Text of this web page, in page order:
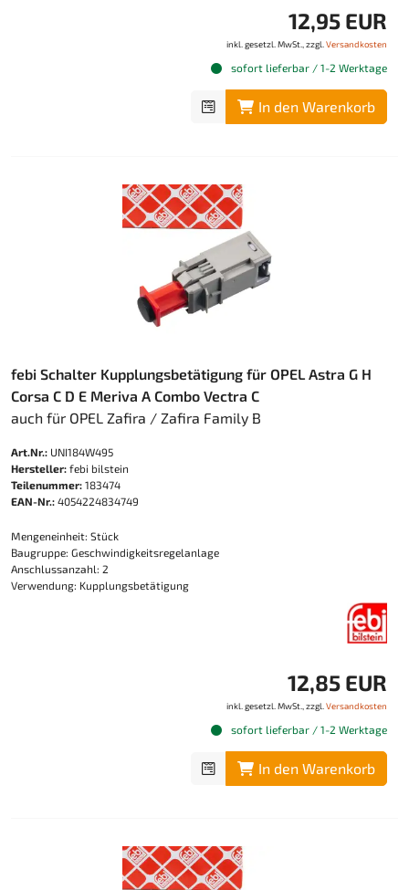
12,95 EUR
inkl. gesetzl. MwSt., zzgl. Versandkosten
sofort lieferbar / 1-2 Werktage
In den Warenkorb
febi Schalter Kupplungsbetätigung für OPEL Astra G H
Corsa C D E Meriva A Combo Vectra C
auch für OPEL Zafira / Zafira Family B
Art.Nr.: UNI184W495
Hersteller: febi bilstein
Teilenummer: 183474
EAN-Nr.: 4054224834749
Mengeneinheit: Stück
Baugruppe: Geschwindigkeitsregelanlage
Anschlussanzahl: 2
Verwendung: Kupplungsbetätigung
12,85 EUR
inkl. gesetzl. MwSt., zzgl. Versandkosten
sofort lieferbar / 1-2 Werktage
In den Warenkorb